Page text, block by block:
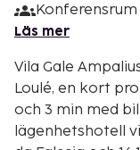
Konferensrum
Läs mer
Vila Gale
Loulé, en kort
och 3 min med bil
lägenhetshotell